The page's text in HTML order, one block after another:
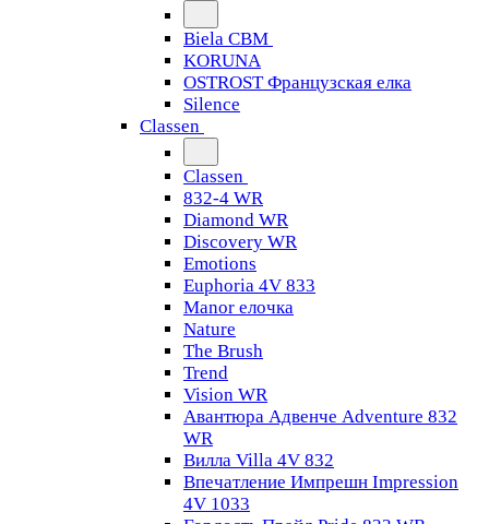
Biela CBM
KORUNA
OSTROST Французская елка
Silence
Classen
Classen
832-4 WR
Diamond WR
Discovery WR
Emotions
Euphoria 4V 833
Manor елочка
Nature
The Brush
Trend
Vision WR
Авантюра Адвенче Adventure 832
WR
Вилла Villa 4V 832
Впечатление Импрешн Impression
4V 1033